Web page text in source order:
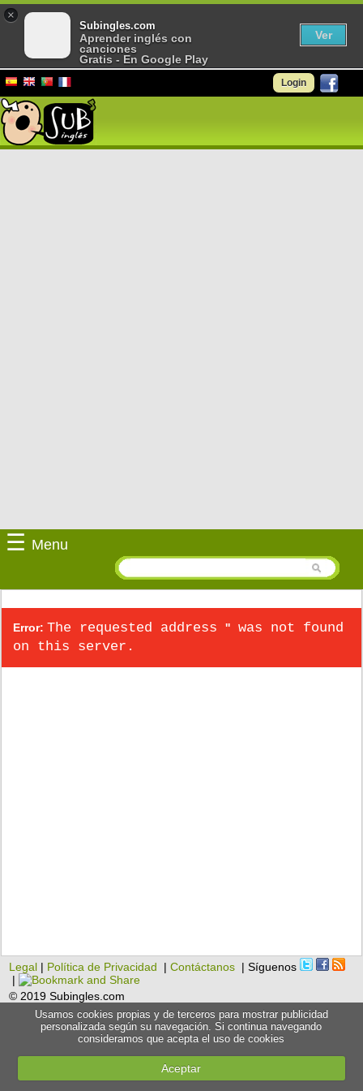
Login
☰ Menu
Error: The requested address ''was not found
on this server.
Legal | Política de Privacidad |Contáctanos | Síguenos
|
© 2019 Subingles.com
Usamos cookies propias y de terceros para mostrar publicidad
personalizada según su navegación. Si continua navegando
consideramos que acepta el uso de cookies
Aceptar
×
Subingles.com
Aprender inglés con
canciones
Gratis - En Google Play
Ver